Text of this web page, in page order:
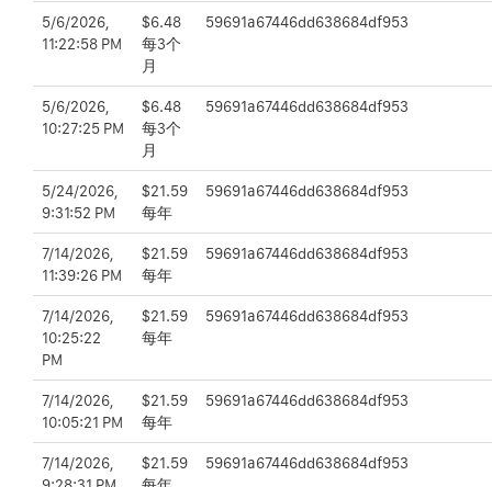
5/6/2026,
11:22:58 PM
$6.48
每3个
月
59691a67446dd638684df953
5/6/2026,
10:27:25 PM
$6.48
每3个
月
59691a67446dd638684df953
5/24/2026,
9:31:52 PM
$21.59
每年
59691a67446dd638684df953
7/14/2026,
11:39:26 PM
$21.59
每年
59691a67446dd638684df953
7/14/2026,
10:25:22
PM
$21.59
每年
59691a67446dd638684df953
7/14/2026,
10:05:21 PM
$21.59
每年
59691a67446dd638684df953
7/14/2026,
$21.59
59691a67446dd638684df953